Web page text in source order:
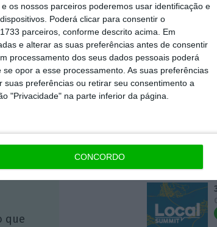
os nossos parceiros poderemos usar identificação e
Poderá clicar para consentir o
parceiros, conforme descrito acima. Em
e alterar as suas preferências antes de consentir
processamento dos seus dados pessoais poderá
opor a esse processamento. As suas preferências
preferências ou retirar seu consentimento a
"Privacidade" na parte inferior da página.
CONCORDO
rematando:
por
que